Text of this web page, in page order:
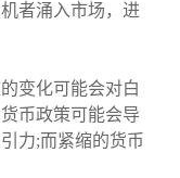
者涌入市场，进
变化可能会对白
币政策可能会导
力;而紧缩的货币